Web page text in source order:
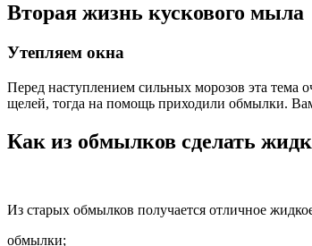
Вторая жизнь кускового мыла
Утепляем окна
Перед наступлением сильных морозов эта тема
щелей, тогда на помощь приходили обмылки.
Как из обмылков сделать
Из старых обмылков получается отличное
обмылки;